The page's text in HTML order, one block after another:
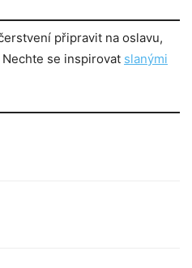
připravit na oslavu,
se inspirovat slanými